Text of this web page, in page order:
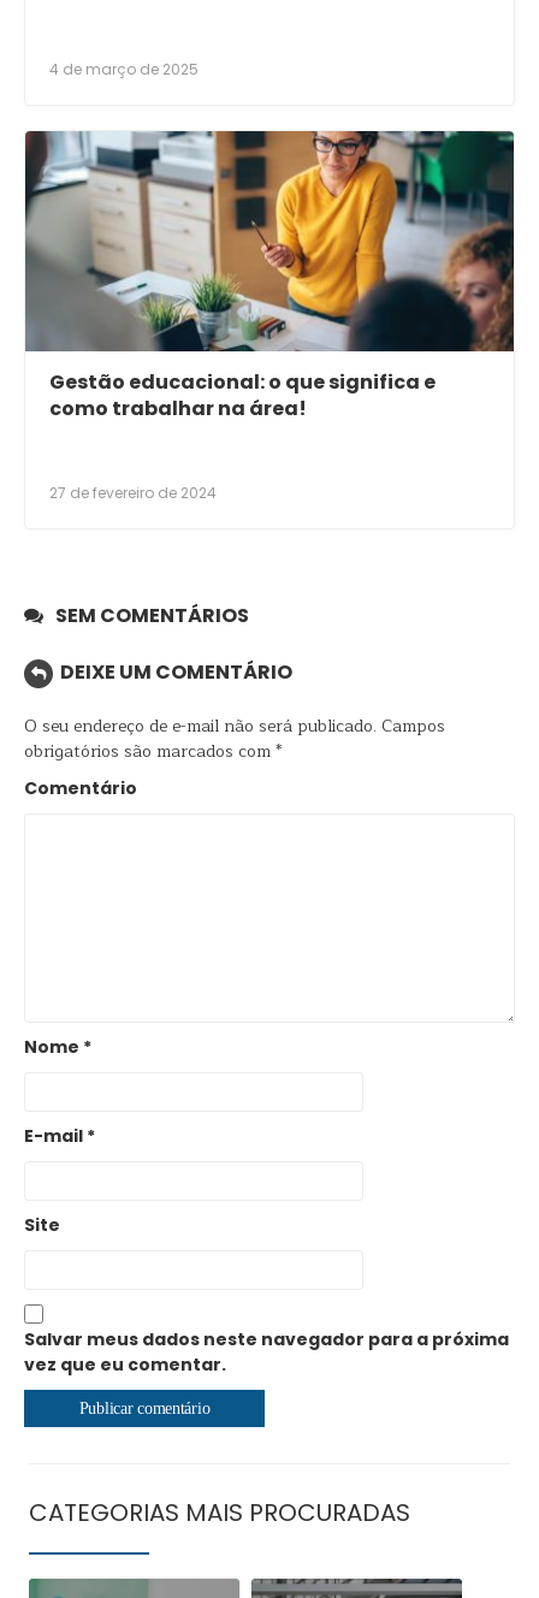
4 de março de 2025
Gestão educacional: o que significa e
como trabalhar na área!
27 de fevereiro de 2024
SEM COMENTÁRIOS
DEIXE UM COMENTÁRIO
O seu endereço de e-mail não será publicado. Campos
obrigatórios são marcados com*
Comentário
Nome *
E-mail *
Site
Salvar meus dados neste navegador para a próxima
vez que eu comentar.
CATEGORIAS MAIS PROCURADAS